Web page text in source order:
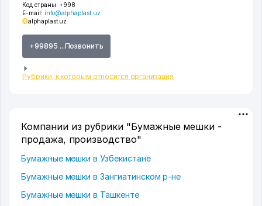
Код страны: +998
E-mail: info@alphaplast.uz
alphaplast.uz
+99895 ...Позвонить
Рубрики, к которым относится организация
Компании из рубрики "Бумажные мешки -
продажа, производство"
Бумажные мешки в Узбекистане
Бумажные мешки в Зангиатинском р-не
Бумажные мешки в Ташкенте